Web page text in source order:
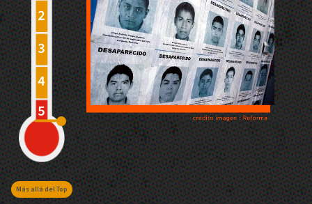
Más allá del Top